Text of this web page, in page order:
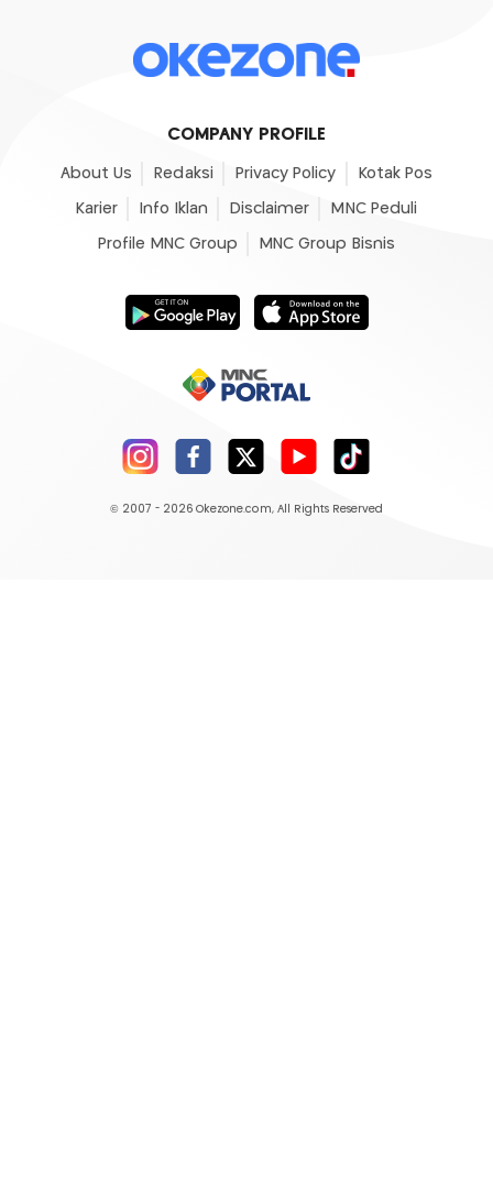
COMPANY PROFILE
About Us Redaksi Privacy Policy Kotak Pos
Karier Info Iklan Disclaimer MNC Peduli
Profile MNC Group MNC Group Bisnis
© 2007 - 2026 Okezone.com, All Rights Reserved